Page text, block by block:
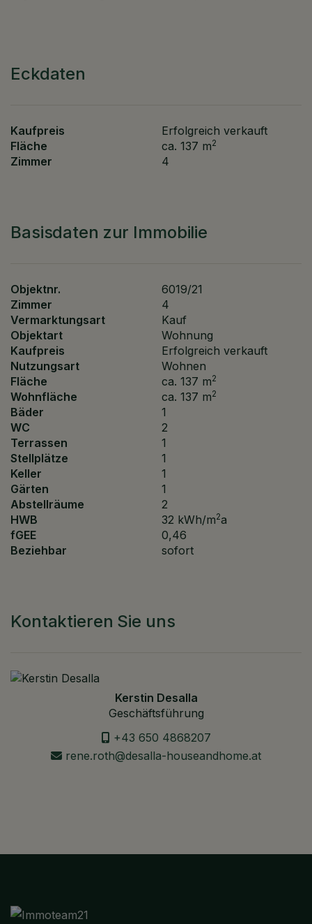
Eckdaten
Kaufpreis
Erfolgreich verkauft
Fläche
ca. 137 m2
Zimmer 4
Basisdaten zur Immobilie
Objektnr.
6019/21
Zimmer
4
Vermarktungsart
Kauf
Objektart
Wohnung
Kaufpreis
Erfolgreich verkauft
Nutzungsart
Wohnen
Fläche
ca. 137 m2
Wohnfläche ca. 137 m2
Bäder
1
WC
2
Terrassen
1
Stellplätze
1
Keller
1
Gärten
1
Abstellräume
2
HWB
32 kWh/m2a
fGEE
0,46
Beziehbar
sofort
Kontaktieren Sie uns
Kerstin Desalla
Geschäftsführung
+43 650 4868207
rene.roth@desalla-houseandhome.at